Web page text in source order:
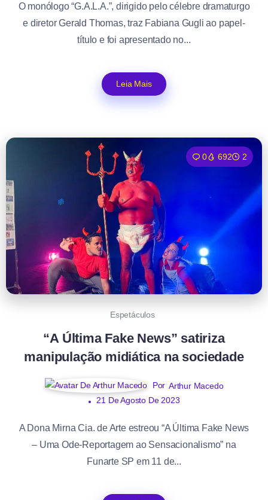
O monólogo “G.A.L.A.”, dirigido pelo célebre dramaturgo
e diretor Gerald Thomas, traz Fabiana Gugli ao papel-
título e foi apresentado no...
Leia Mais
0 692 2
Espetáculos
“A Última Fake News” satiriza
manipulação midiática na sociedade
Por Arthur Macedo
21 De Agosto De 2023
A Dona Mirna Cia. de Arte estreou “A Última Fake News
– Uma Ode-Reportagem ao Sensacionalismo” na
Funarte SP em 11 de...